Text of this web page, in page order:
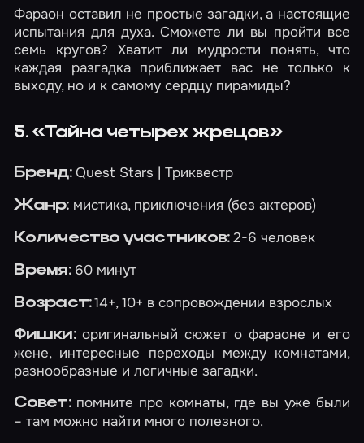
Фараон оставил не простые загадки, а настоящие
испытания для духа. Сможете ли вы пройти все
семь кругов? Хватит ли мудрости понять, что
каждая разгадка приближает вас не только к
выходу, но и к самому сердцу пирамиды?
5. «Тайна четырех жрецов»
Бренд:Quest Stars | Триквестр
Жанр:мистика, приключения (без актеров)
Количество участников:2-6 человек
Время:60 минут
Возраст:14+, 10+ в сопровождении взрослых
Фишки:оригинальный сюжет о фараоне и его
жене, интересные переходы между комнатами,
разнообразные и логичные загадки.
Совет:помните про комнаты, где вы уже были
– там можно найти много полезного.